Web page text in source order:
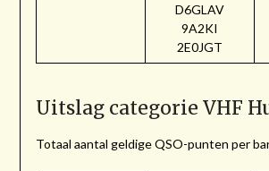
D6GLAV
9A2KI
2E0JGT
Uitslag categorie VHF
Totaal aantal geldige QSO-punten per